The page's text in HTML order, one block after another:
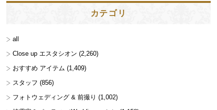
カテゴリ
all
Close up エスタシオン (2,260)
おすすめ アイテム (1,409)
スタッフ (856)
フォトウェディング & 前撮り (1,002)